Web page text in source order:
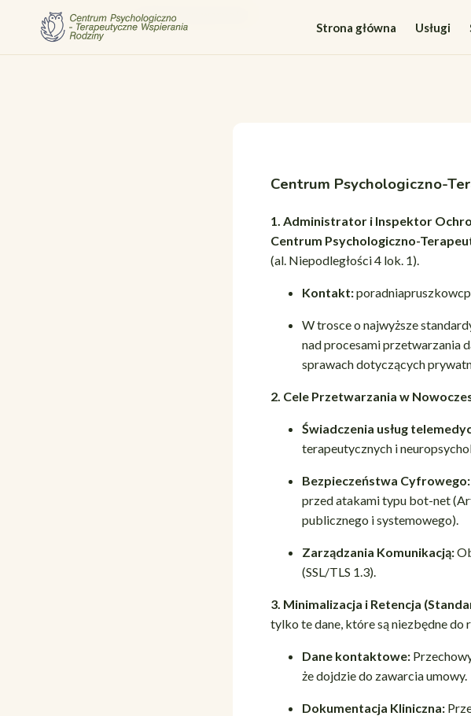
Strona główna Usługi
Strona główna /Polityka prywatności
Centrum Psychologiczno-
1. Administrator i Inspektor
Centrum Psychologiczno-
(al. Niepodległości 4 lok. 1).
Kontakt:
W trosce o najwyższe
nad procesami przetwarzania
sprawach dotyczących
2. Cele Przetwarzania w
Świadczenia usług
terapeutycznych i
Bezpieczeństwa Cyfrowego:
przed atakami typu bot-net
publicznego i systemowego).
Zarządzania Komunikacją:
(SSL/TLS 1.3).
3. Minimalizacja i Retencja
tylko te dane, które są niezbędne do
Dane kontaktowe:
że dojdzie do zawarcia umowy.
Dokumentacja Kliniczna: